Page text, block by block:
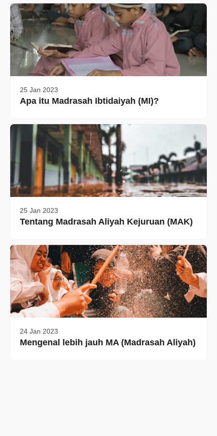
25 Jan 2023
Apa itu Madrasah Ibtidaiyah (MI)?
25 Jan 2023
Tentang Madrasah Aliyah Kejuruan (MAK)
24 Jan 2023
Mengenal lebih jauh MA (Madrasah Aliyah)